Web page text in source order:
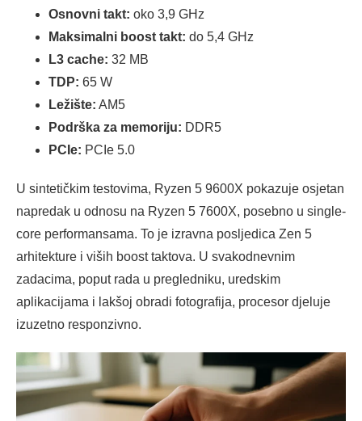
Osnovni takt: oko 3,9 GHz
Maksimalni boost takt: do 5,4 GHz
L3 cache: 32 MB
TDP: 65 W
Ležište: AM5
Podrška za memoriju: DDR5
PCIe: PCIe 5.0
U sintetičkim testovima, Ryzen 5 9600X pokazuje osjetan
napredak u odnosu na Ryzen 5 7600X, posebno u single-
core performansama. To je izravna posljedica Zen 5
arhitekture i viših boost taktova. U svakodnevnim
zadacima, poput rada u pregledniku, uredskim
aplikacijama i lakšoj obradi fotografija, procesor djeluje
izuzetno responzivno.